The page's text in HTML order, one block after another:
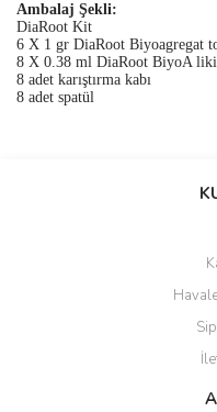
Ambalaj Şekli:
DiaRoot Kit
6 X 1 gr DiaRoot Biyoagregat
8 X 0.38 ml DiaRoot BiyoA
8 adet karıştırma kabı
8 adet spatül
Bu ürüne
Ürün resmi kalitesiz,
Ürün açıklamasında
Ürün bilgilerinde
Ürün fiyatı diğer
Bu ürüne benzer farklı